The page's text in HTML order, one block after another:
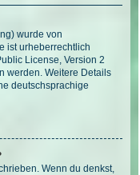
wurde von
ist urheberrechtlich
License, Version 2
werden. Weitere Details
deutschsprachige
Wenn du denkst,